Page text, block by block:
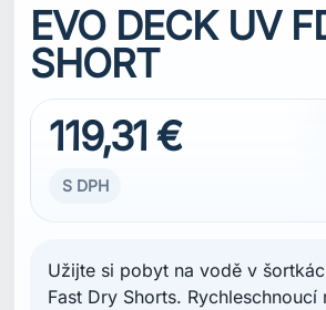
EVO DECK UV
SHORT
119,31 €
S DPH
Užijte si pobyt na vodě v
Fast Dry Shorts. Rychleschnoucí